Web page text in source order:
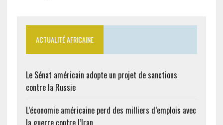
ACTUALITÉ AFRICAINE
Le Sénat américain adopte un projet de sanctions
contre la Russie
L’économie américaine perd des milliers d’emplois avec